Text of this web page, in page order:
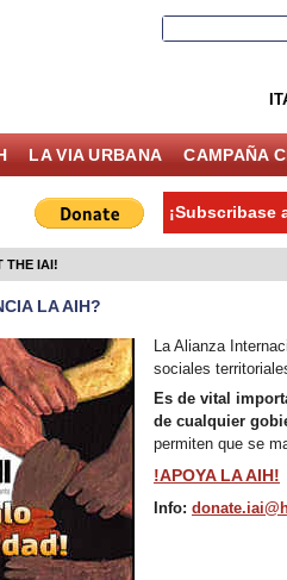
LA VIA URBANA CAMPAÑA
¡Subscribase
THE IAI!
LA AIH?
La Alianza
sociales
Es de vital
de cualquier
permiten que se
!APOYA LA AIH!
Info: